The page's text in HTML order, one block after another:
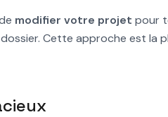
modifier votre projet pour
Cette approche est la